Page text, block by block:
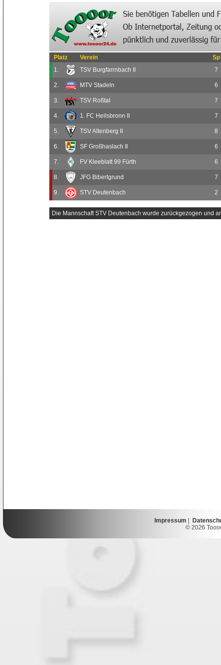
Platz Verein
Sp
1.
TSV Burgfarrnbach II 7
2. MTV Stadeln 6
3. TSV Roßtal 7
4. 1. FC Heilsbronn II 7
5. TSV Altenberg II 8
6. SF Großhaslach II 6
7. FV Kleeblatt 99 Fürth 6
8. JFG Bibertgrund 7
9. STV Deutenbach 2
Die Mannschaft STV Deutenbach wurde zurückgezogen und
Impressum
© 2026